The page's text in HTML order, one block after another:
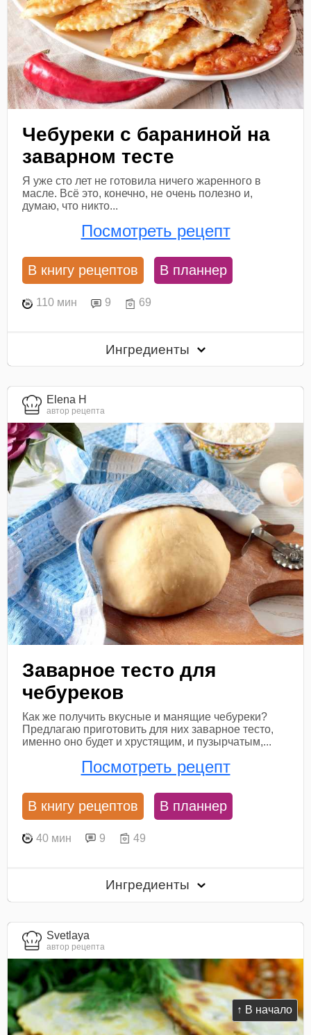
↑ В начало
Чебуреки с бараниной на
заварном тесте
Я уже сто лет не готовила ничего жаренного в
масле. Всё это, конечно, не очень полезно и,
думаю, что никто...
Посмотреть рецепт
В книгу рецептов В планнер
110 мин 9 69
Ингредиенты
Elena H
автор рецепта
Заварное тесто для
чебуреков
Как же получить вкусные и манящие чебуреки?
Предлагаю приготовить для них заварное тесто,
именно оно будет и хрустящим, и пузырчатым,...
Посмотреть рецепт
В книгу рецептов В планнер
40 мин 9 49
Ингредиенты
Svetlaya
автор рецепта